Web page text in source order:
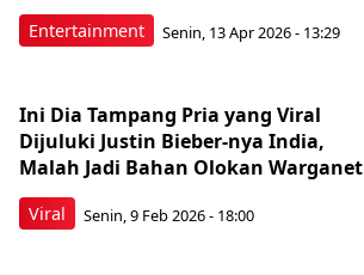
Entertainment Senin, 13 Apr 2026 - 13:29
Viral
Ini Dia Tampang Pria yang Viral
Dijuluki Justin Bieber-nya India,
Malah Jadi Bahan Olokan Warganet
Senin, 9 Feb 2026 - 18:00